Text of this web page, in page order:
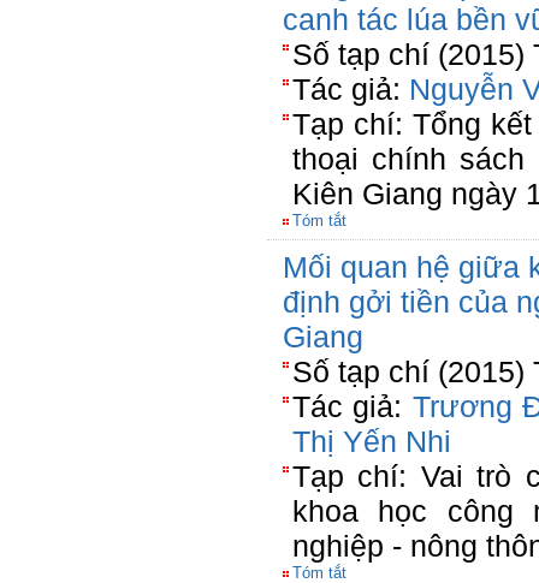
canh tác lúa bền
Số tạp chí (2015)
Tác giả: Nguyễn
Tạp chí: Tổng
thoại chính sách
Kiên Giang ngày
Tóm tắt
Mối quan hệ giữa
định gởi tiền của
Giang
Số tạp chí (2015)
Tác giả: Trương
Thị Yến Nhi
Tạp chí: Vai trò
khoa học công
nghiệp - nông
Tóm tắt